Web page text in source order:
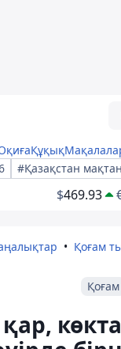
Құқық
#Қазақстан
$469.93
Қоғам
Қоғам